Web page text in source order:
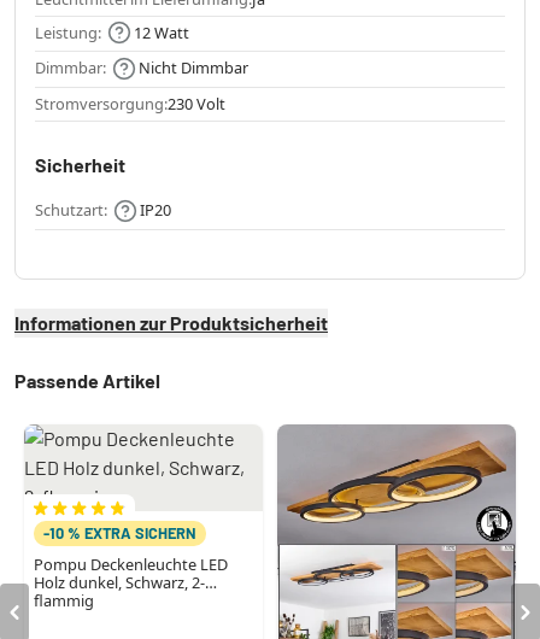
Leistung:
12 Watt
Dimmbar:
Nicht Dimmbar
Stromversorgung:230 Volt
Sicherheit
Schutzart: IP20
Informationen zur Produktsicherheit
Passende Artikel
-10 % EXTRA SICHERN
Pompu Deckenleuchte LED
Holz dunkel, Schwarz, 2-
flammig